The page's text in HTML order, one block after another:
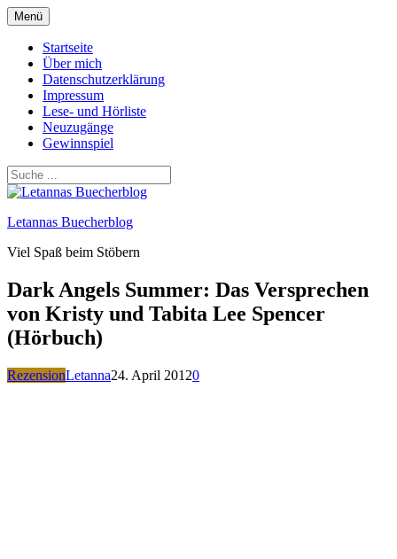
Zum
Inhalt
springen
Menü
Startseite
Über mich
Datenschutzerklärung
Impressum
Lese- und Hörliste
Neuzugänge
Gewinnspiel
Letannas Buecherblog
Viel Spaß beim Stöbern
Dark Angels Summer: Das Versprechen
von Kristy und Tabita Lee Spencer
(Hörbuch)
RezensionLetanna24. April 20120